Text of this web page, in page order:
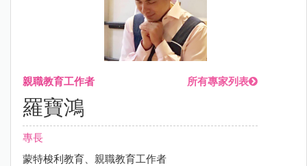
親職教育工作者 所有專家列表
羅寶鴻
專長
蒙特梭利教育、親職教育工作者